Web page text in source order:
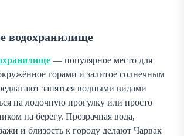
водохранилище
— популярное место для
горами и залитое солнечным
заняться водными видами
на лодочную прогулку или просто
на берегу. Прозрачная вода,
и близость к городу делают Чарвак